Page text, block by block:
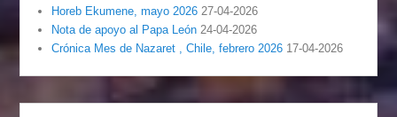
Horeb Ekumene, mayo 2026 27-04-2026
Nota de apoyo al Papa León 24-04-2026
Crónica Mes de Nazaret , Chile, febrero 2026 17-04-2026